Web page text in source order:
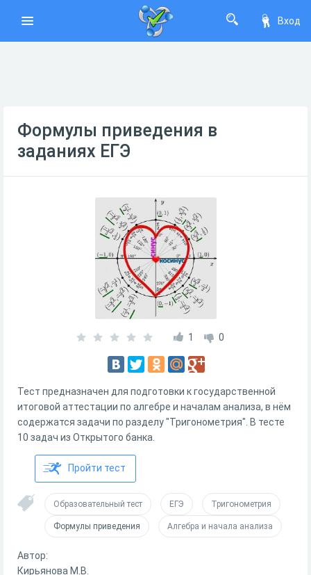
Вход
Формулы приведения в
заданиях ЕГЭ
1 0
Тест предназначен для подготовки к государственной
итоговой аттестации по алгебре и началам анализа, в нём
содержатся задачи по разделу "Тригонометрия". В тесте
10 задач из Открытого банка.
Пройти тест
Образовательный тест ЕГЭ Тригонометрия
Формулы приведения Алгебра и начала анализа
Автор:
Кирьянова М.В.